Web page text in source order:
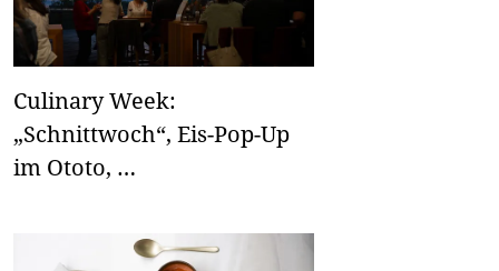
Culinary Week:
„Schnittwoch“, Eis-Pop-Up
im Ototo, …